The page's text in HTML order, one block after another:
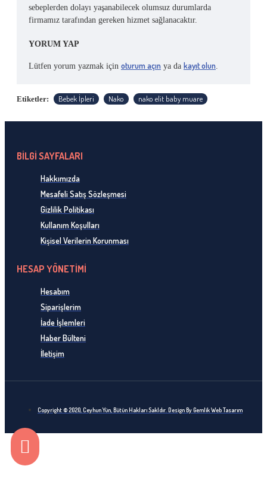
sebeplerden dolayı yaşanabilecek olumsuz durumlarda
firmamız tarafından gereken hizmet sağlanacaktır.
YORUM YAP
Lütfen yorum yazmak için oturum açın ya da kayıt olun
Etiketler: Bebek İpleri Nako nako elit baby muare
BİLGİ SAYFALARI
Hakkımızda
Mesafeli Satış Sözleşmesi
Gizlilik Politikası
Kullanım Koşulları
Kişisel Verilerin Korunması
HESAP YÖNETİMİ
Hesabım
Siparişlerim
İade İşlemleri
Haber Bülteni
İletişim
Copyright © 2020, Ceyhun Yün, Bütün Hakları Sakldır. Design By Gemlik Web Tasarım